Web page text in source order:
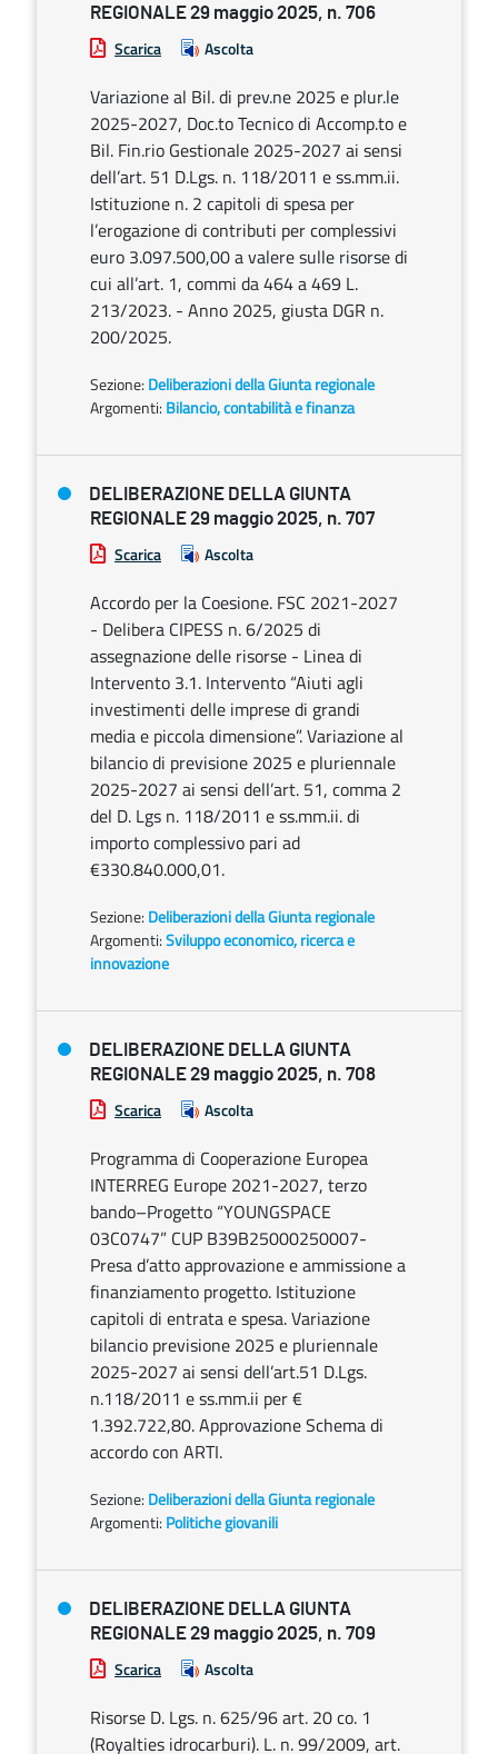
REGIONALE 29 maggio 2025, n. 706
Scarica Ascolta
Variazione al Bil. di prev.ne 2025 e plur.le
2025-2027, Doc.to Tecnico di Accomp.to e
Bil. Fin.rio Gestionale 2025-2027 ai sensi
dell’art. 51 D.Lgs. n. 118/2011 e ss.mm.ii.
Istituzione n. 2 capitoli di spesa per
l’erogazione di contributi per complessivi
euro 3.097.500,00 a valere sulle risorse di
cui all’art. 1, commi da 464 a 469 L.
213/2023. - Anno 2025, giusta DGR n.
200/2025.
Sezione: Deliberazioni della Giunta regionale
Argomenti: Bilancio, contabilità e finanza
DELIBERAZIONE DELLA GIUNTA
REGIONALE 29 maggio 2025, n. 707
Scarica Ascolta
Accordo per la Coesione. FSC 2021-2027
- Delibera CIPESS n. 6/2025 di
assegnazione delle risorse - Linea di
Intervento 3.1. Intervento “Aiuti agli
investimenti delle imprese di grandi
media e piccola dimensione”. Variazione al
bilancio di previsione 2025 e pluriennale
2025-2027 ai sensi dell’art. 51, comma 2
del D. Lgs n. 118/2011 e ss.mm.ii. di
importo complessivo pari ad
€330.840.000,01.
Sezione: Deliberazioni della Giunta regionale
Argomenti:Sviluppo economico, ricerca e
innovazione
DELIBERAZIONE DELLA GIUNTA
REGIONALE 29 maggio 2025, n. 708
Scarica Ascolta
Programma di Cooperazione Europea
INTERREG Europe 2021-2027, terzo
bando–Progetto “YOUNGSPACE
03C0747” CUP B39B25000250007-
Presa d’atto approvazione e ammissione a
finanziamento progetto. Istituzione
capitoli di entrata e spesa. Variazione
bilancio previsione 2025 e pluriennale
2025-2027 ai sensi dell’art.51 D.Lgs.
n.118/2011 e ss.mm.ii per €
1.392.722,80. Approvazione Schema di
accordo con ARTI.
Sezione: Deliberazioni della Giunta regionale
Argomenti: Politiche giovanili
DELIBERAZIONE DELLA GIUNTA
REGIONALE 29 maggio 2025, n. 709
Scarica Ascolta
Risorse D. Lgs. n. 625/96 art. 20 co. 1
(Royalties idrocarburi). L. n. 99/2009, art.